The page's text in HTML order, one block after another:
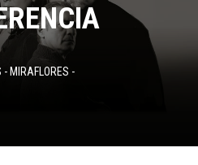
- MIRAFLORES -